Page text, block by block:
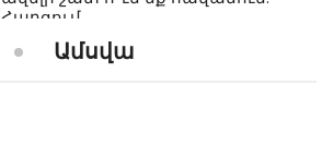
Հարցում
Ամսվա